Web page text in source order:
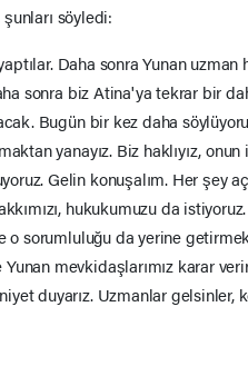
söyledi:
Daha sonra Yunan
sonra biz Atina'ya tekrar bir
Bugün bir kez daha
yanayız. Biz haklıyız,
Gelin konuşalım. Her şey
hukukumuzu da istiyoruz.
sorumluluğu da yerine
mevkidaşlarımız karar
duyarız. Uzmanlar gelsinler,